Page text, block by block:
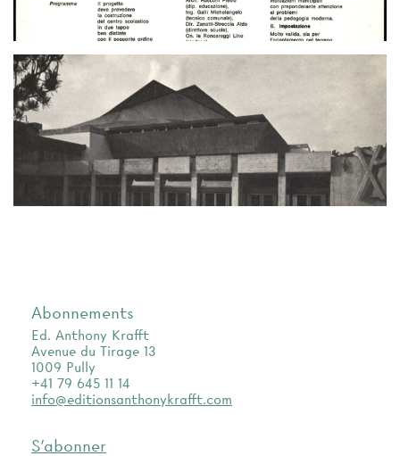
Abonnements
Ed. Anthony Krafft
Avenue du Tirage 13
1009 Pully
+41 79 645 11 14
info@editionsanthonykrafft.com
S'abonner